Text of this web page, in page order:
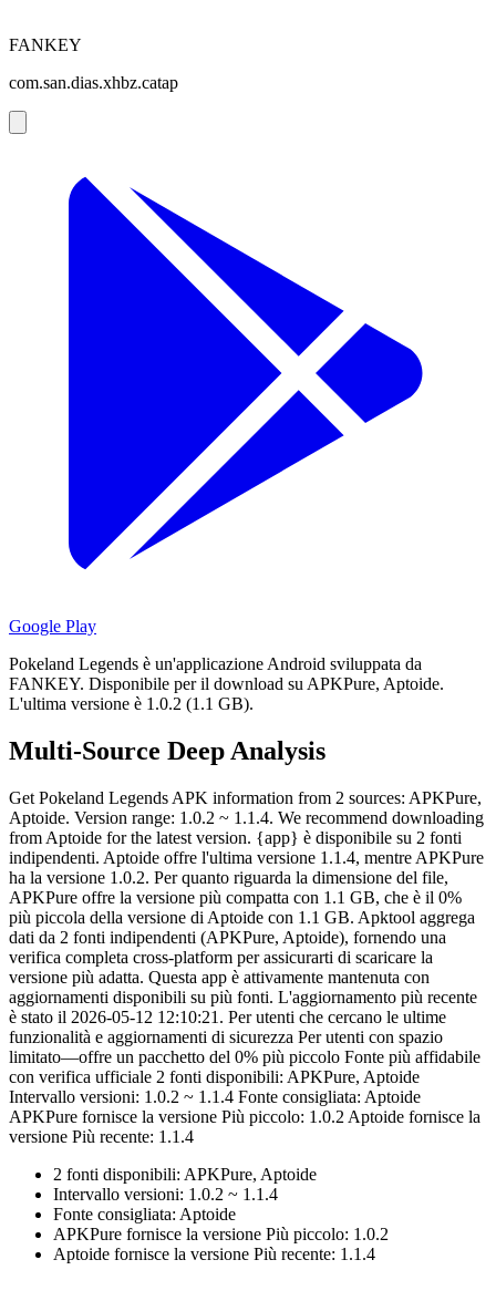
FANKEY
com.san.dias.xhbz.catap
Google Play
Pokeland Legends è un'applicazione Android sviluppata da
FANKEY. Disponibile per il download su APKPure, Aptoide.
L'ultima versione è 1.0.2 (1.1 GB).
Multi-Source Deep Analysis
Get Pokeland Legends APK information from 2 sources: APKPure,
Aptoide. Version range: 1.0.2 ~ 1.1.4. We recommend downloading
from Aptoide for the latest version. {app} è disponibile su 2 fonti
indipendenti. Aptoide offre l'ultima versione 1.1.4, mentre APKPure
ha la versione 1.0.2. Per quanto riguarda la dimensione del file,
APKPure offre la versione più compatta con 1.1 GB, che è il 0%
più piccola della versione di Aptoide con 1.1 GB. Apktool aggrega
dati da 2 fonti indipendenti (APKPure, Aptoide), fornendo una
verifica completa cross-platform per assicurarti di scaricare la
versione più adatta. Questa app è attivamente mantenuta con
aggiornamenti disponibili su più fonti. L'aggiornamento più recente
è stato il 2026-05-12 12:10:21. Per utenti che cercano le ultime
funzionalità e aggiornamenti di sicurezza Per utenti con spazio
limitato—offre un pacchetto del 0% più piccolo Fonte più affidabile
con verifica ufficiale 2 fonti disponibili: APKPure, Aptoide
Intervallo versioni: 1.0.2 ~ 1.1.4 Fonte consigliata: Aptoide
APKPure fornisce la versione Più piccolo: 1.0.2 Aptoide fornisce la
versione Più recente: 1.1.4
2 fonti disponibili: APKPure, Aptoide
Intervallo versioni: 1.0.2 ~ 1.1.4
Fonte consigliata: Aptoide
APKPure fornisce la versione Più piccolo: 1.0.2
Aptoide fornisce la versione Più recente: 1.1.4